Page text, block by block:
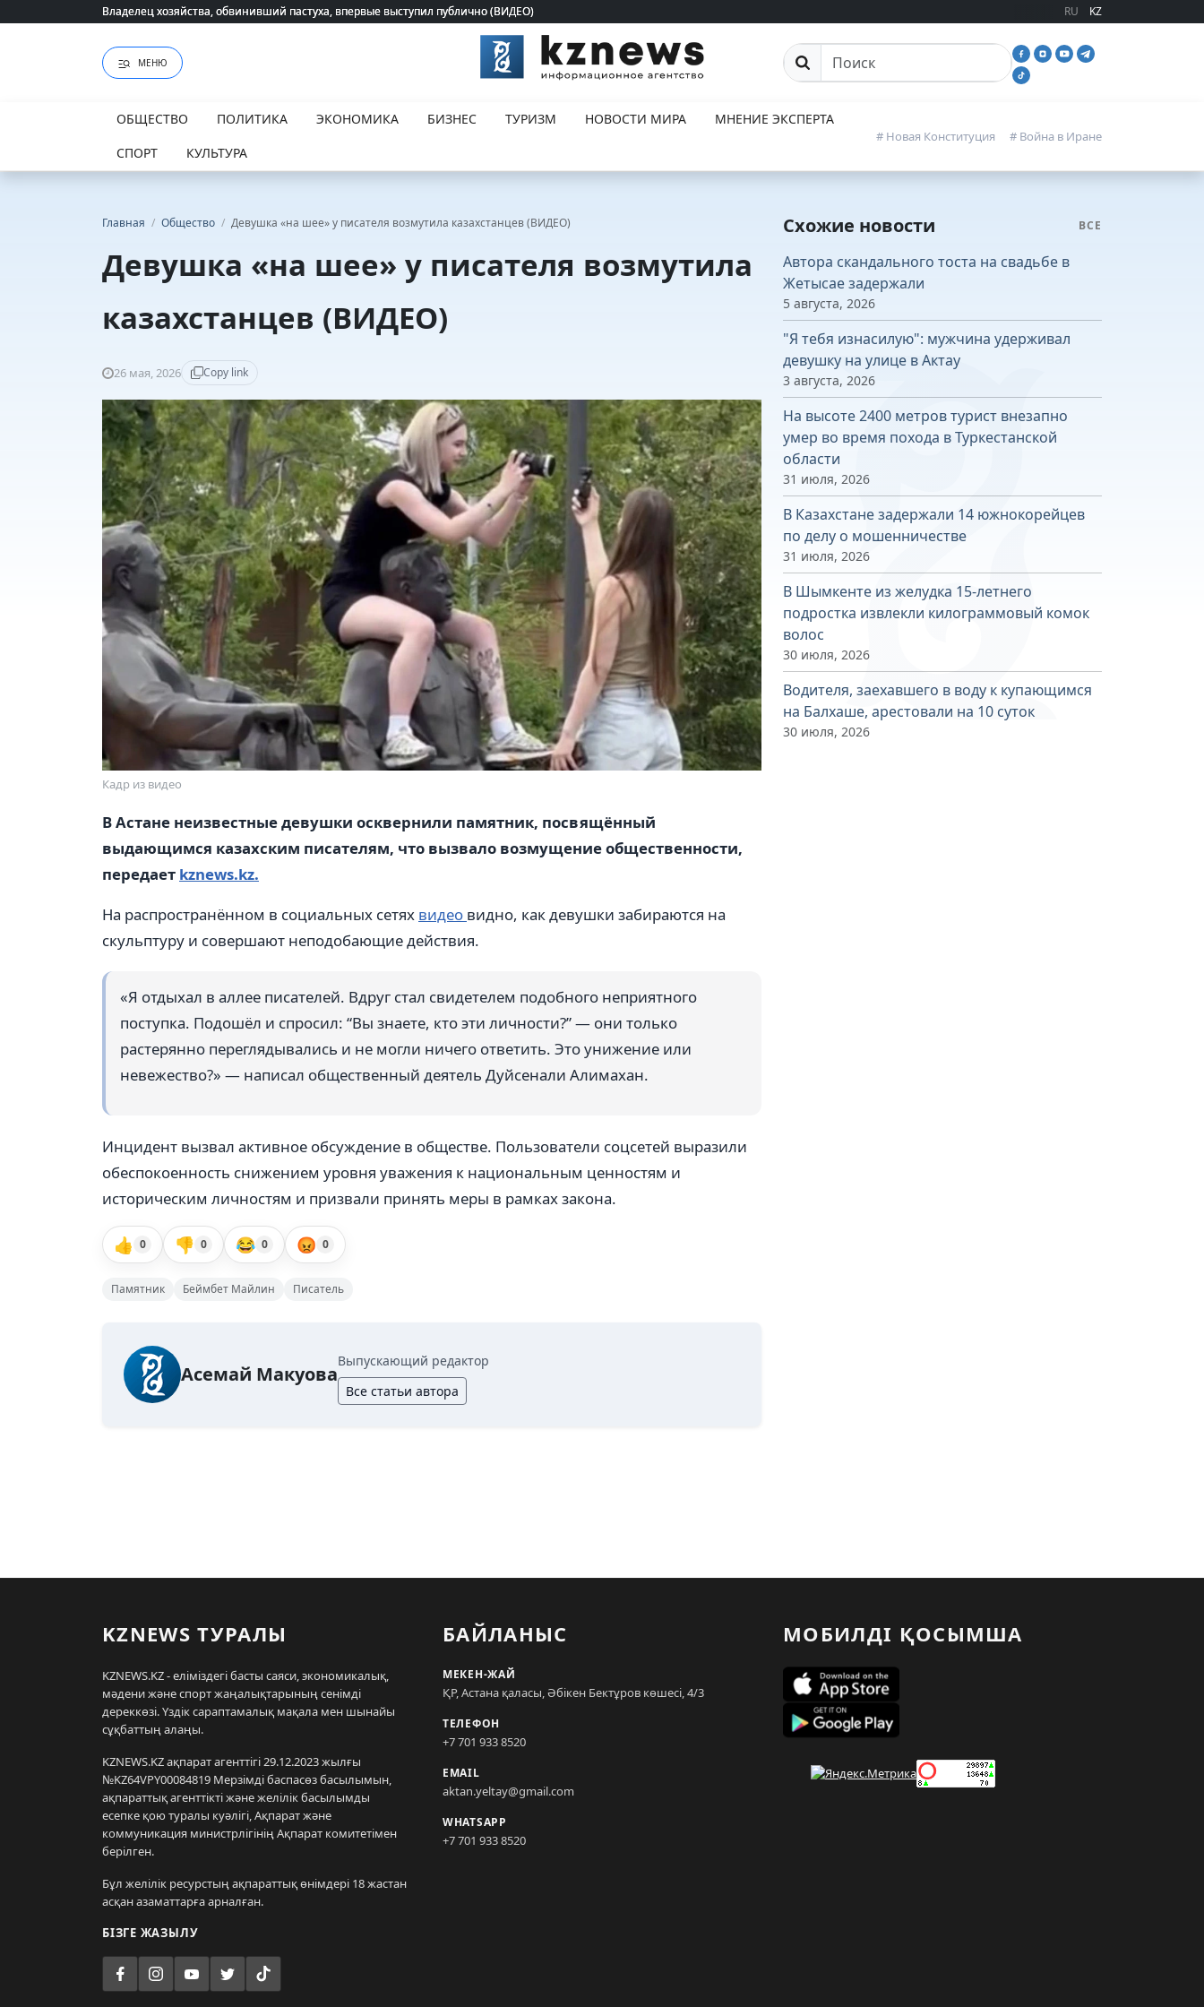
Владелец хозяйства, обвинивший пастуха, впервые выступил публично (ВИДЕО)
Владелец хозяйства, обвинивший пастуха, впервые выступил публично (ВИДЕО) RU KZ
МЕНЮ Поиск
ОБЩЕСТВО ПОЛИТИКА ЭКОНОМИКА БИЗНЕС ТУРИЗМ НОВОСТИ МИРА
МНЕНИЕ ЭКСПЕРТА
СПОРТ
КУЛЬТУРА
# Новая Конституция # Война в Иране
Главная / Общество / Девушка «на шее» у писателя возмутила казахстанцев (ВИДЕО)
Девушка «на шее» у писателя возмутила
казахстанцев (ВИДЕО)
26 мая, 2026 Copy link
Кадр из видео
В Астане неизвестные девушки осквернили памятник, посвящённый
выдающимся казахским писателям, что вызвало возмущение общественности,
передает kznews.kz.
На распространённом в социальных сетях видео видно, как девушки забираются на
скульптуру и совершают неподобающие действия.
«Я отдыхал в аллее писателей. Вдруг стал свидетелем подобного неприятного
поступка. Подошёл и спросил: “Вы знаете, кто эти личности?” — они только
растерянно переглядывались и не могли ничего ответить. Это унижение или
невежество?» — написал общественный деятель Дуйсенали Алимахан.
Инцидент вызвал активное обсуждение в обществе. Пользователи соцсетей выразили
обеспокоенность снижением уровня уважения к национальным ценностям и
историческим личностям и призвали принять меры в рамках закона.
👍 0 👎 0 😂 0 😡 0
Памятник Беймбет Майлин Писатель
Асемай Макуова
Выпускающий редактор
Все статьи автора
Схожие новости ВСЕ
Автора скандального тоста на свадьбе в
Жетысае задержали
5 августа, 2026
"Я тебя изнасилую": мужчина удерживал
девушку на улице в Актау
3 августа, 2026
На высоте 2400 метров турист внезапно
умер во время похода в Туркестанской
области
31 июля, 2026
В Казахстане задержали 14 южнокорейцев
по делу о мошенничестве
31 июля, 2026
В Шымкенте из желудка 15-летнего
подростка извлекли килограммовый комок
волос
30 июля, 2026
Водителя, заехавшего в воду к купающимся
на Балхаше, арестовали на 10 суток
30 июля, 2026
KZNEWS ТУРАЛЫ
KZNEWS.KZ - еліміздегі басты саяси, экономикалық,
мәдени және спорт жаңалықтарының сенімді
дереккөзі. Үздік сараптамалық мақала мен шынайы
сұқбаттың алаңы.
KZNEWS.KZ ақпарат агенттігі 29.12.2023 жылғы
№KZ64VPY00084819 Мерзімді баспасөз басылымын,
ақпараттық агенттікті және желілік басылымды
есепке қою туралы куәлігі, Ақпарат және
коммуникация министрлігінің Ақпарат комитетімен
берілген.
Бұл желілік ресурстың ақпараттық өнімдері 18 жастан
асқан азаматтарға арналған.
БІЗГЕ ЖАЗЫЛУ
БАЙЛАНЫС
МЕКЕН-ЖАЙ
ҚР, Астана қаласы, Әбікен Бектұров көшесі, 4/3
ТЕЛЕФОН
+7 701 933 8520
EMAIL
aktan.yeltay@gmail.com
WHATSAPP
+7 701 933 8520
МОБИЛДІ ҚОСЫМША